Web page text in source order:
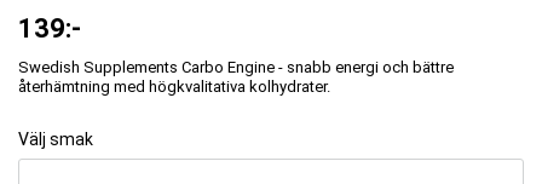
139:-
Swedish Supplements Carbo Engine - snabb energi och bättre
återhämtning med högkvalitativa kolhydrater.
Välj smak